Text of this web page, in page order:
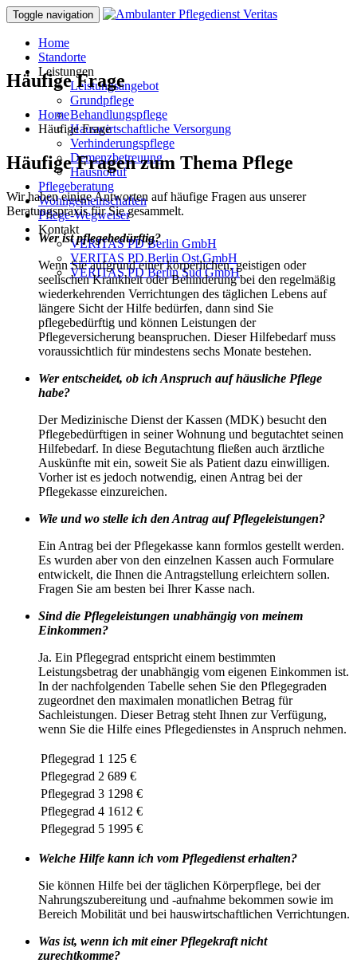
Toggle navigation
Home
Standorte
Leistungen
Leistungsangebot
Grundpflege
Behandlungspflege
Hauswirtschaftliche Versorgung
Verhinderungspflege
Demenzbetreuung
Hausnotruf
Pflegeberatung
Wohngemeinschaften
Pflege-Wegweiser
Kontakt
VERITAS PD Berlin GmbH
VERITAS PD Berlin Ost GmbH
VERITAS PD Berlin Süd GmbH
Häufige Frage
Home
Häufige Frage
Häufige Fragen zum Thema Pflege
Wir haben einige Antworten auf häufige Fragen aus unserer
Beratungspraxis für Sie gesammelt.
Wer ist pflegebedürftig?
Wenn Sie aufgrund einer körperlichen, geistigen oder
seelischen Krankheit oder Behinderung bei den regelmäßig
wiederkehrenden Verrichtungen des täglichen Lebens auf
längere Sicht der Hilfe bedürfen, dann sind Sie
pflegebedürftig und können Leistungen der
Pflegeversicherung beanspruchen. Dieser Hilfebedarf muss
voraussichtlich für mindestens sechs Monate bestehen.
Wer entscheidet, ob ich Anspruch auf häusliche Pflege
habe?
Der Medizinische Dienst der Kassen (MDK) besucht den
Pflegebedürftigen in seiner Wohnung und begutachtet seinen
Hilfebedarf. In diese Begutachtung fließen auch ärztliche
Auskünfte mit ein, soweit Sie als Patient dazu einwilligen.
Vorher ist es jedoch notwendig, einen Antrag bei der
Pflegekasse einzureichen.
Wie und wo stelle ich den Antrag auf Pflegeleistungen?
Ein Antrag bei der Pflegekasse kann formlos gestellt werden.
Es wurden aber von den einzelnen Kassen auch Formulare
entwickelt, die Ihnen die Antragstellung erleichtern sollen.
Fragen Sie am besten bei Ihrer Kasse nach.
Sind die Pflegeleistungen unabhängig von meinem
Einkommen?
Ja. Ein Pflegegrad entspricht einem bestimmten
Leistungsbetrag der unabhängig vom eigenen Einkommen ist.
In der nachfolgenden Tabelle sehen Sie den Pflegegraden
zugeordnet den maximalen monatlichen Betrag für
Sachleistungen. Dieser Betrag steht Ihnen zur Verfügung,
wenn Sie die Hilfe eines Pflegedienstes in Anspruch nehmen.
Pflegegrad 1 125 €
Pflegegrad 2 689 €
Pflegegrad 3 1298 €
Pflegegrad 4 1612 €
Pflegegrad 5 1995 €
Welche Hilfe kann ich vom Pflegedienst erhalten?
Sie können Hilfe bei der täglichen Körperpflege, bei der
Nahrungszubereitung und -aufnahme bekommen sowie im
Bereich Mobilität und bei hauswirtschaftlichen Verrichtungen.
Was ist, wenn ich mit einer Pflegekraft nicht
zurechtkomme?